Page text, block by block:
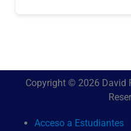
Copyright © 2026 David
Acceso a Estudiantes